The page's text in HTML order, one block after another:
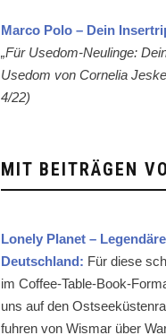
Mar­co Polo – Dein
„Für Use­dom-Neulinge:
Use­dom von Cor­nelia
4/22)
MIT BEITRÄGEN
Lone­ly Plan­et –
Deutsch­land: Für diese
im Cof­fee-Table-Book-
uns auf den
fuhren von Wis­mar über